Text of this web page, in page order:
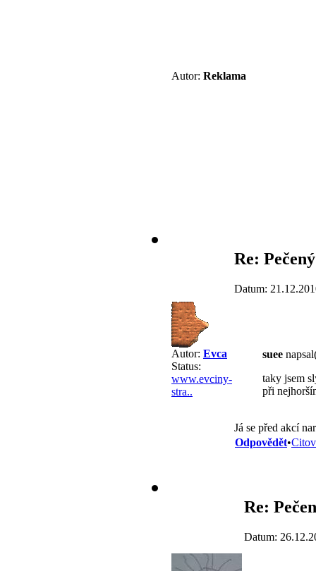
Autor: Reklama
Autor: Evca
Status:
www.evciny-
stra..
Re:
Datum:
suee
taky jsem
při
Já se před akcí
Odpovědět•
Re:
Datum: